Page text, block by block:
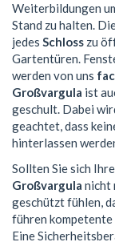
Weiterbildungen
Stand zu halten.
jedes Schloss zu
Gartentüren.
werden von uns
Großvargula ist
geschult. Dabei
geachtet, dass
hinterlassen
Sollten Sie sich
Großvargula nicht
geschützt fühlen,
führen
Eine